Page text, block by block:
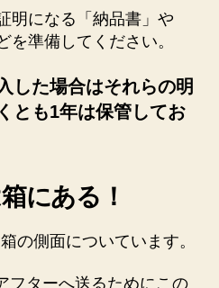
明になる「納品書」や
を準備してください。
した場合はそれらの明
とも1年は保管してお
にある！
の側面についています。
フターへ送るためにこの